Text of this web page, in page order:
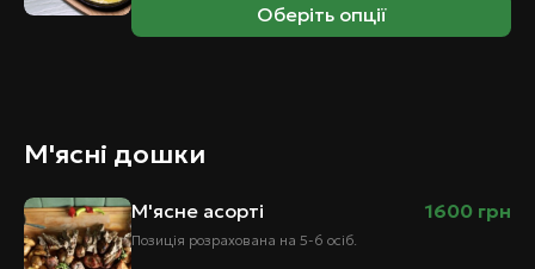
Оберіть опції
М'ясні дошки
М'ясне асорті 1600 грн
Позиція розрахована на 5-6 осіб.